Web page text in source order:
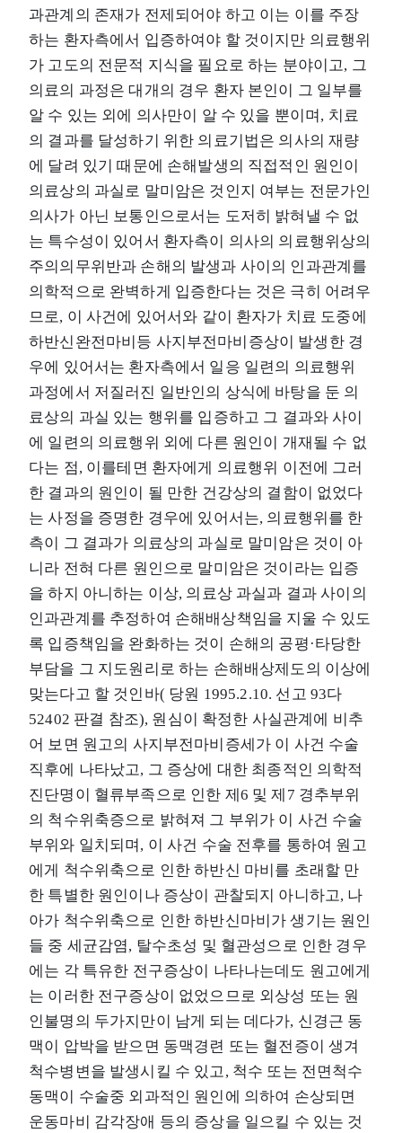
과관계의 존재가 전제되어야 하고 이는 이를 주장
하는 환자측에서 입증하여야 할 것이지만 의료행위
가 고도의 전문적 지식을 필요로 하는 분야이고, 그
의료의 과정은 대개의 경우 환자 본인이 그 일부를
알 수 있는 외에 의사만이 알 수 있을 뿐이며, 치료
의 결과를 달성하기 위한 의료기법은 의사의 재량
에 달려 있기 때문에 손해발생의 직접적인 원인이
의료상의 과실로 말미암은 것인지 여부는 전문가인
의사가 아닌 보통인으로서는 도저히 밝혀낼 수 없
는 특수성이 있어서 환자측이 의사의 의료행위상의
주의의무위반과 손해의 발생과 사이의 인과관계를
의학적으로 완벽하게 입증한다는 것은 극히 어려우
므로, 이 사건에 있어서와 같이 환자가 치료 도중에
하반신완전마비등 사지부전마비증상이 발생한 경
우에 있어서는 환자측에서 일응 일련의 의료행위
과정에서 저질러진 일반인의 상식에 바탕을 둔 의
료상의 과실 있는 행위를 입증하고 그 결과와 사이
에 일련의 의료행위 외에 다른 원인이 개재될 수 없
다는 점, 이를테면 환자에게 의료행위 이전에 그러
한 결과의 원인이 될 만한 건강상의 결함이 없었다
는 사정을 증명한 경우에 있어서는, 의료행위를 한
측이 그 결과가 의료상의 과실로 말미암은 것이 아
니라 전혀 다른 원인으로 말미암은 것이라는 입증
을 하지 아니하는 이상, 의료상 과실과 결과 사이의
인과관계를 추정하여 손해배상책임을 지울 수 있도
록 입증책임을 완화하는 것이 손해의 공평·타당한
부담을 그 지도원리로 하는 손해배상제도의 이상에
맞는다고 할 것인바( 당원 1995.2.10. 선고 93다
52402 판결 참조), 원심이 확정한 사실관계에 비추
어 보면 원고의 사지부전마비증세가 이 사건 수술
직후에 나타났고, 그 증상에 대한 최종적인 의학적
진단명이 혈류부족으로 인한 제6 및 제7 경추부위
의 척수위축증으로 밝혀져 그 부위가 이 사건 수술
부위와 일치되며, 이 사건 수술 전후를 통하여 원고
에게 척수위축으로 인한 하반신 마비를 초래할 만
한 특별한 원인이나 증상이 관찰되지 아니하고, 나
아가 척수위축으로 인한 하반신마비가 생기는 원인
들 중 세균감염, 탈수초성 및 혈관성으로 인한 경우
에는 각 특유한 전구증상이 나타나는데도 원고에게
는 이러한 전구증상이 없었으므로 외상성 또는 원
인불명의 두가지만이 남게 되는 데다가, 신경근 동
맥이 압박을 받으면 동맥경련 또는 혈전증이 생겨
척수병변을 발생시킬 수 있고, 척수 또는 전면척수
동맥이 수술중 외과적인 원인에 의하여 손상되면
운동마비 감각장애 등의 증상을 일으킬 수 있는 것